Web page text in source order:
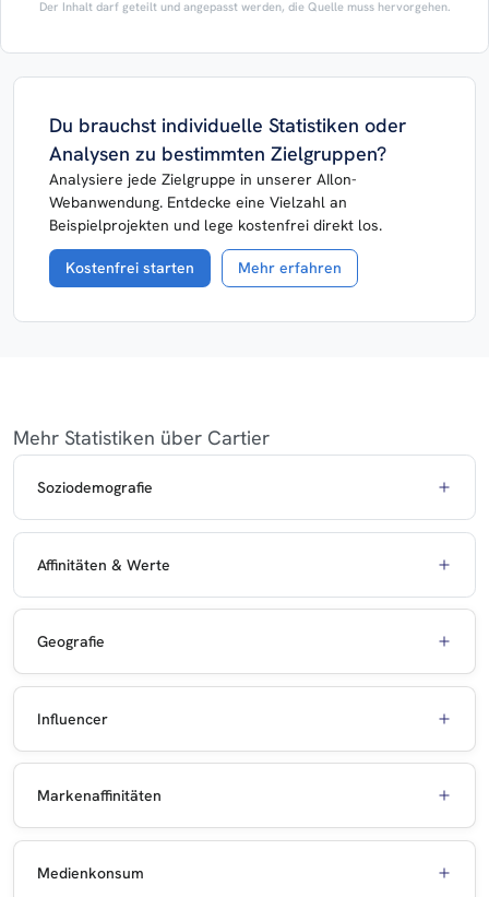
Der Inhalt darf geteilt und angepasst werden, die Quelle muss hervorgehen.
Du brauchst individuelle Statistiken oder
Analysen zu bestimmten Zielgruppen?
Analysiere jede Zielgruppe in unserer AIlon-
Webanwendung. Entdecke eine Vielzahl an
Beispielprojekten und lege kostenfrei direkt los.
Kostenfrei starten Mehr erfahren
Mehr Statistiken über Cartier
Soziodemografie
Affinitäten & Werte
Geografie
Influencer
Markenaffinitäten
Medienkonsum